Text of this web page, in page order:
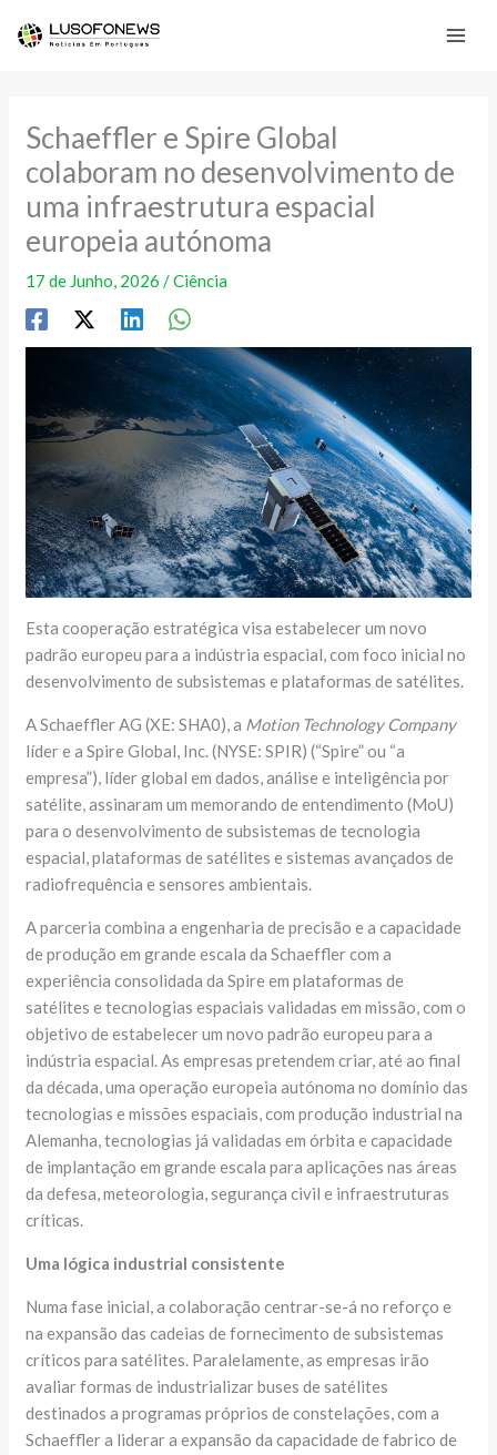
Schaeffler e Spire Global
colaboram no desenvolvimento de
uma infraestrutura espacial
europeia autónoma
17 de Junho, 2026/Ciência
Esta cooperação estratégica visa estabelecer um novo
padrão europeu para a indústria espacial, com foco inicial no
desenvolvimento de subsistemas e plataformas de satélites.
A Schaeffler AG (XE: SHA0), a Motion Technology Company
líder e a Spire Global, Inc. (NYSE: SPIR) (“Spire” ou “a
empresa”), líder global em dados, análise e inteligência por
satélite, assinaram um memorando de entendimento (MoU)
para o desenvolvimento de subsistemas de tecnologia
espacial, plataformas de satélites e sistemas avançados de
radiofrequência e sensores ambientais.
A parceria combina a engenharia de precisão e a capacidade
de produção em grande escala da Schaeffler com a
experiência consolidada da Spire em plataformas de
satélites e tecnologias espaciais validadas em missão, com o
objetivo de estabelecer um novo padrão europeu para a
indústria espacial. As empresas pretendem criar, até ao final
da década, uma operação europeia autónoma no domínio das
tecnologias e missões espaciais, com produção industrial na
Alemanha, tecnologias já validadas em órbita e capacidade
de implantação em grande escala para aplicações nas áreas
da defesa, meteorologia, segurança civil e infraestruturas
críticas.
Uma lógica industrial consistente
Numa fase inicial, a colaboração centrar-se-á no reforço e
na expansão das cadeias de fornecimento de subsistemas
críticos para satélites. Paralelamente, as empresas irão
avaliar formas de industrializar buses de satélites
destinados a programas próprios de constelações, com a
Schaeffler a liderar a expansão da capacidade de fabrico de